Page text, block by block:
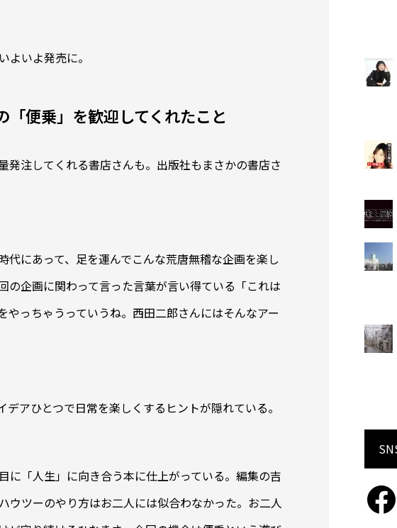
よいよ発売に。
便乗」を歓迎してくれたこと
発注してくれる書店さんも。出版社もまさかの書店さ
にあって、足を運んでこんな荒唐無稽な企画を楽し
の企画に関わって言った言葉が言い得ている「これは
っちゃうっていうね。西田二郎さんにはそんなアー
アひとつで日常を楽しくするヒントが隠れている。
に「人生」に向き合う本に仕上がっている。編集の吉
ウツーのやり方はお二人には似合わなかった。お二人